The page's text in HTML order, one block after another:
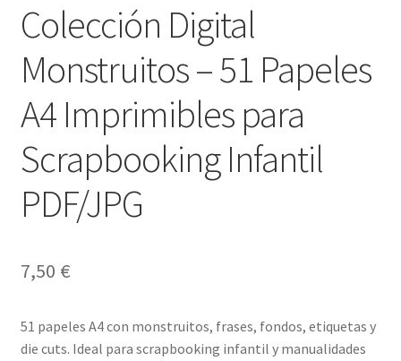
Colección Digital
Monstruitos – 51 Papeles
A4 Imprimibles para
Scrapbooking Infantil
PDF/JPG
7,50 €
51 papeles A4 con monstruitos, frases, fondos, etiquetas y
die cuts. Ideal para scrapbooking infantil y manualidades